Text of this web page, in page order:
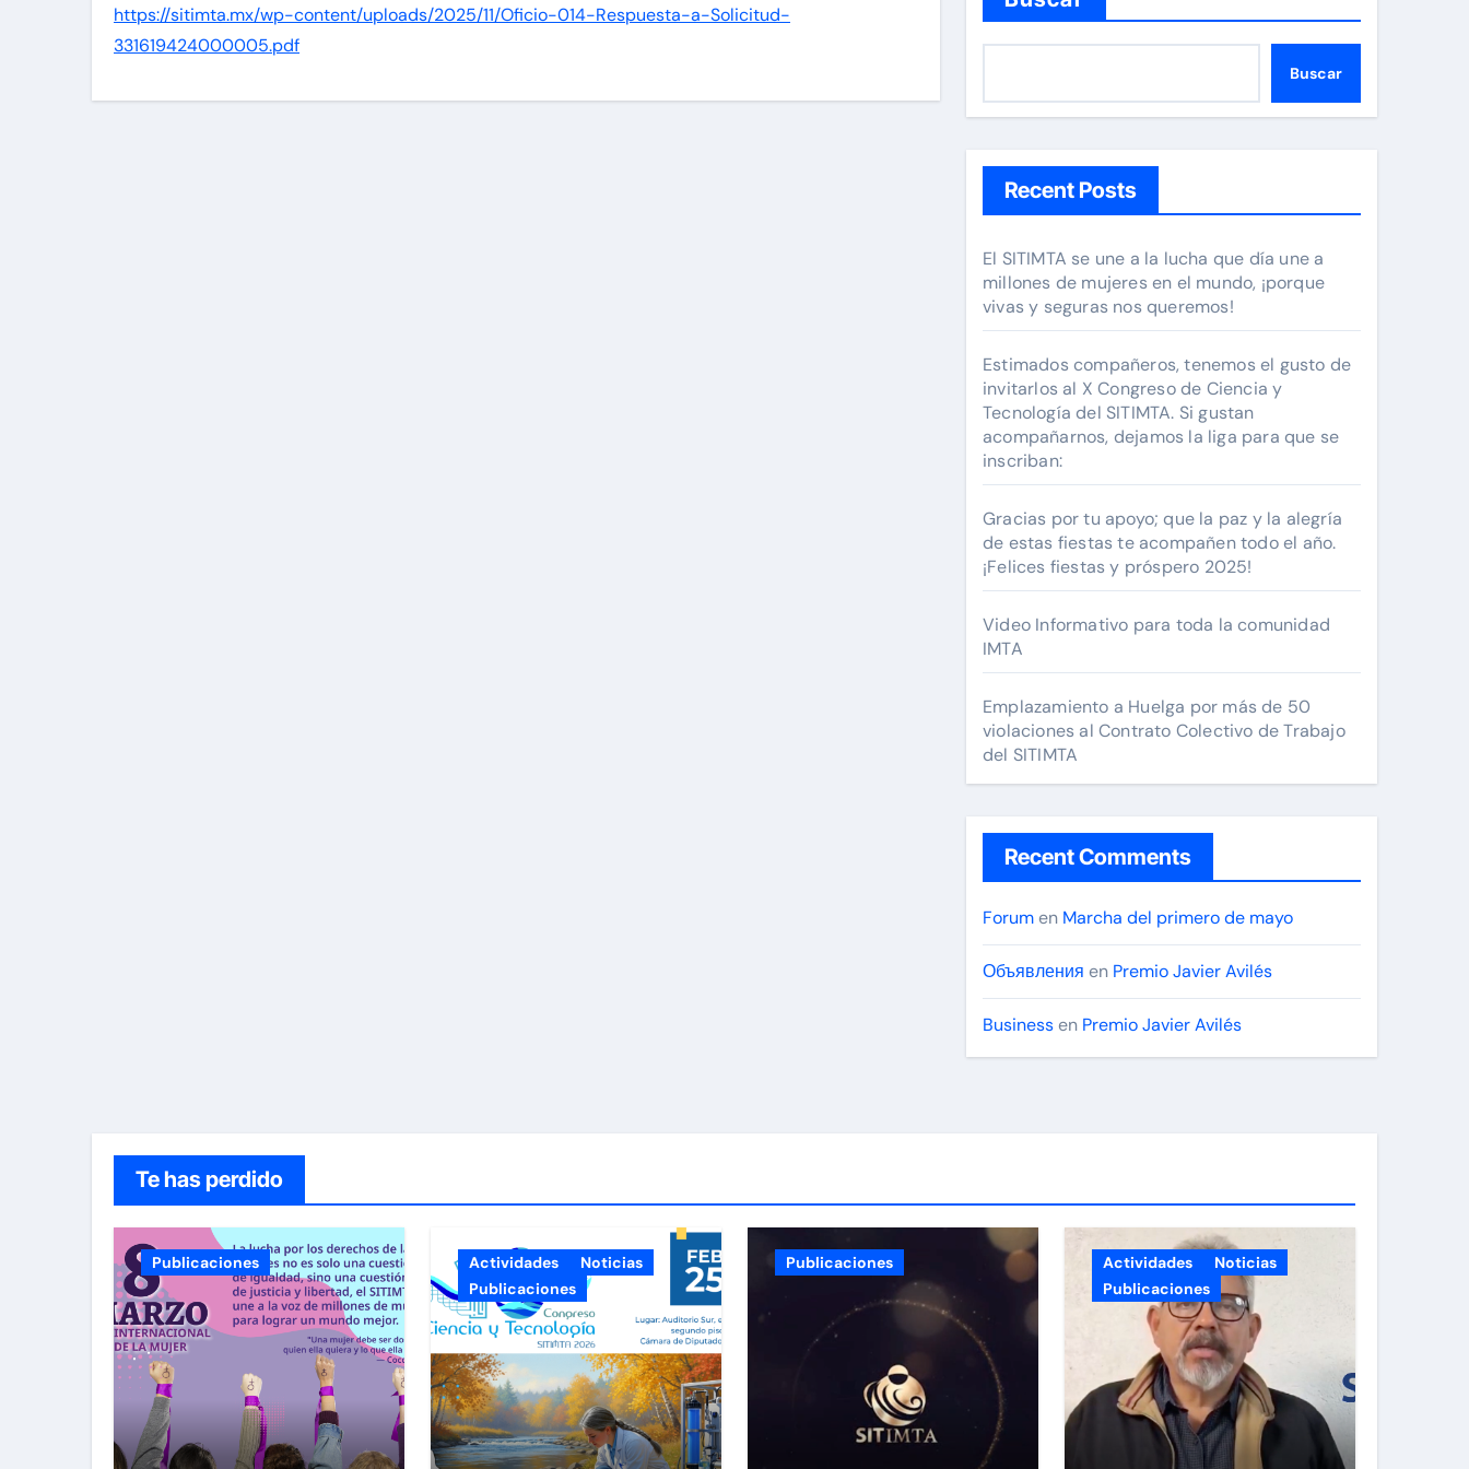
https://sitimta.mx/wp-content/uploads/2025/11/Oficio-014-Respuesta-a-Solicitud-
331619424000005.pdf
Buscar
Recent Posts
El SITIMTA se une a la lucha que día une a
millones de mujeres en el mundo, ¡porque
vivas y seguras nos queremos!
Estimados compañeros, tenemos el gusto de
invitarlos al X Congreso de Ciencia y
Tecnología del SITIMTA. Si gustan
acompañarnos, dejamos la liga para que se
inscriban:
Gracias por tu apoyo; que la paz y la alegría
de estas fiestas te acompañen todo el año.
¡Felices fiestas y próspero 2025!
Video Informativo para toda la comunidad
IMTA
Emplazamiento a Huelga por más de 50
violaciones al Contrato Colectivo de Trabajo
del SITIMTA
Recent Comments
Forumen Marcha del primero de mayo
Объявления en Premio Javier Avilés
Businessen Premio Javier Avilés
Te has perdido
Publicaciones Actividades
Noticias
Publicaciones
Publicaciones Actividades
Noticias
Publicaciones